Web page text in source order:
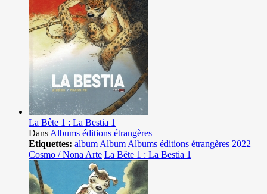
La Bête 1 : La Bestia 1
Dans Albums éditions étrangères
Etiquettes: album Album Albums éditions étrangères 2022
Cosmo / Nona Arte La Bête 1 : La Bestia 1